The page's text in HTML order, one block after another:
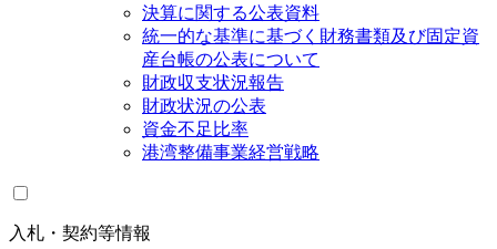
決算に関する公表資料
統一的な基準に基づく財務書類及び固定資
産台帳の公表について
財政収支状況報告
財政状況の公表
資金不足比率
港湾整備事業経営戦略
入札・契約等情報